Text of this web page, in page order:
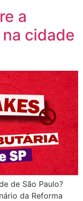
a
cidade
de São Paulo?
da Reforma